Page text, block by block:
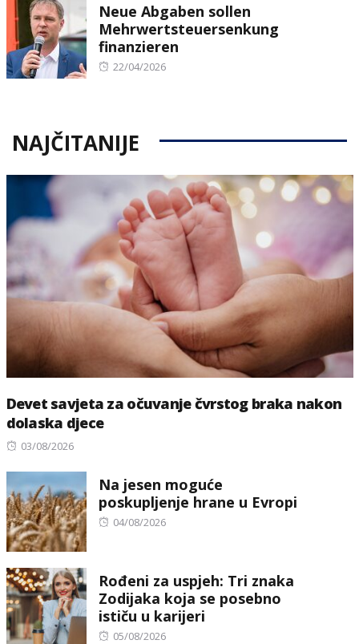
Neue Abgaben sollen
Mehrwertsteuersenkung
finanzieren
Posted
22/04/2026
NAJČITANIJE
Devet savjeta za očuvanje čvrstog braka nakon
dolaska djece
Posted
03/08/2026
Na jesen moguće
poskupljenje hrane u Evropi
Posted
04/08/2026
Rođeni za uspjeh: Tri znaka
Zodijaka koja se posebno
ističu u karijeri
Posted
05/08/2026